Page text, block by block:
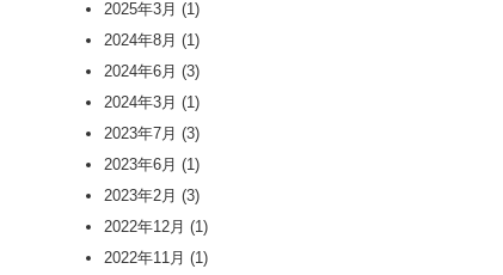
2025年3月 (1)
2024年8月 (1)
2024年6月 (3)
2024年3月 (1)
2023年7月 (3)
2023年6月 (1)
2023年2月 (3)
2022年12月 (1)
2022年11月 (1)